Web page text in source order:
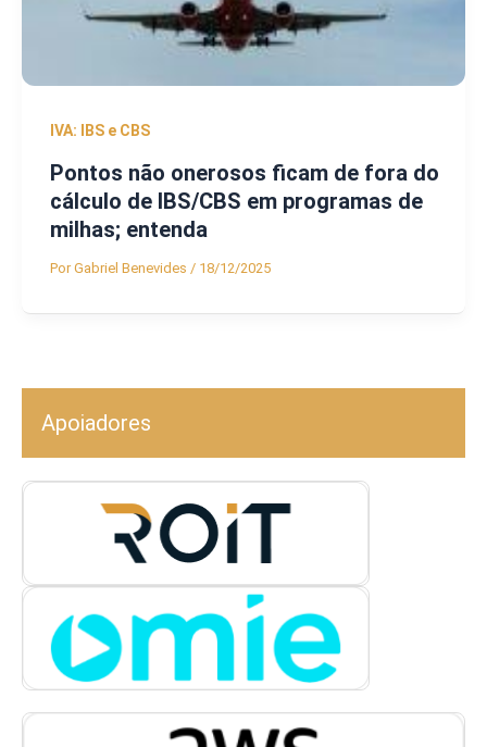
IVA: IBS e CBS
Pontos não onerosos ficam de fora do
cálculo de IBS/CBS em programas de
milhas; entenda
PorGabriel Benevides / 18/12/2025
Apoiadores